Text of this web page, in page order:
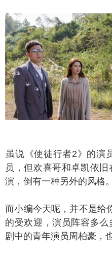
《使徒行者2》的演员
员，但欢喜哥和卓凯依
演，倒有一种另外的风格。
编今天呢，并不是给你
的受欢迎，演员阵容多
剧中的青年演员周柏豪，